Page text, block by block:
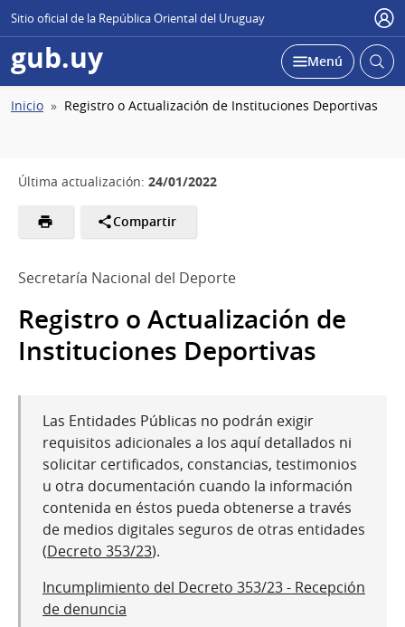
Sitio oficial de la República Oriental del Uruguay
gub.uy Desplegar
Menú Abrir
Ruta
Inicio Registro o Actualización de Instituciones Deportivas
Última actualización: 24/01/2022
Compartir
Secretaría Nacional del Deporte
Registro o Actualización de
Instituciones Deportivas
Las Entidades Públicas no podrán exigir
requisitos adicionales a los aquí detallados ni
solicitar certificados, constancias, testimonios
u otra documentación cuando la información
contenida en éstos pueda obtenerse a través
de medios digitales seguros de otras entidades
(Decreto 353/23).
Incumplimiento del Decreto 353/23 - Recepción
de denuncia